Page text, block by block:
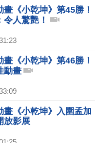
《小乾坤》第45勝！
人驚艷！
《小乾坤》第46勝！
動畫
畫《小乾坤》入圍孟加
放影展